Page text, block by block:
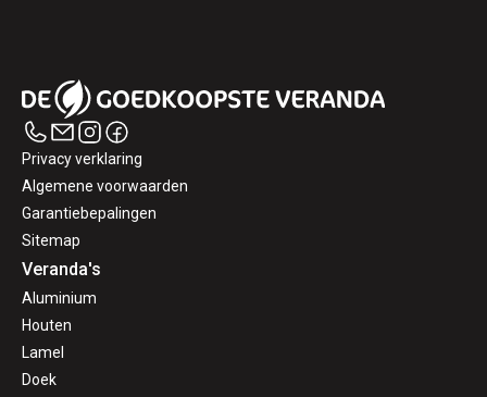
Privacy verklaring
Algemene voorwaarden
Garantiebepalingen
Sitemap
Veranda's
Aluminium
Houten
Lamel
Doek